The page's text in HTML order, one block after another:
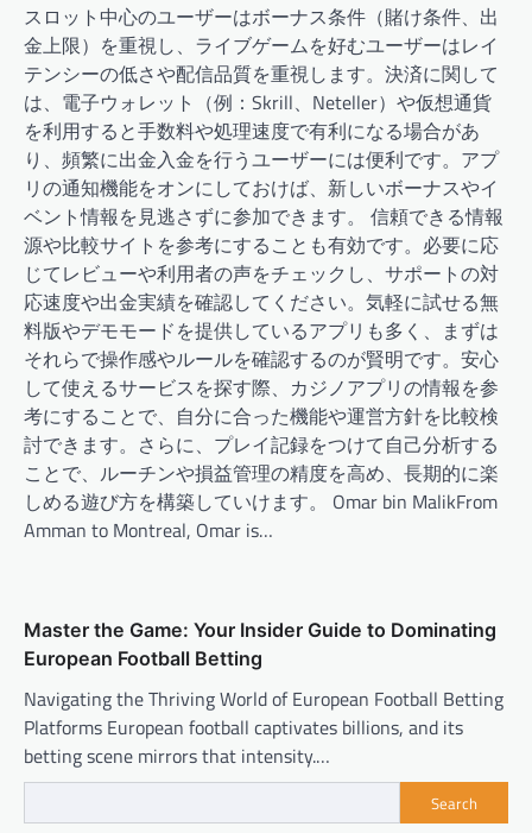
スロット中心のユーザーはボーナス条件（賭け条件、出
金上限）を重視し、ライブゲームを好むユーザーはレイ
テンシーの低さや配信品質を重視します。決済に関して
は、電子ウォレット（例：Skrill、Neteller）や仮想通貨
を利用すると手数料や処理速度で有利になる場合があ
り、頻繁に出金入金を行うユーザーには便利です。アプ
リの通知機能をオンにしておけば、新しいボーナスやイ
ベント情報を見逃さずに参加できます。 信頼できる情報
源や比較サイトを参考にすることも有効です。必要に応
じてレビューや利用者の声をチェックし、サポートの対
応速度や出金実績を確認してください。気軽に試せる無
料版やデモモードを提供しているアプリも多く、まずは
それらで操作感やルールを確認するのが賢明です。安心
して使えるサービスを探す際、カジノアプリの情報を参
考にすることで、自分に合った機能や運営方針を比較検
討できます。さらに、プレイ記録をつけて自己分析する
ことで、ルーチンや損益管理の精度を高め、長期的に楽
しめる遊び方を構築していけます。 Omar bin MalikFrom
Amman to Montreal, Omar is…
Master the Game: Your Insider Guide to Dominating
European Football Betting
Navigating the Thriving World of European Football Betting
Platforms European football captivates billions, and its
betting scene mirrors that intensity.…
Search